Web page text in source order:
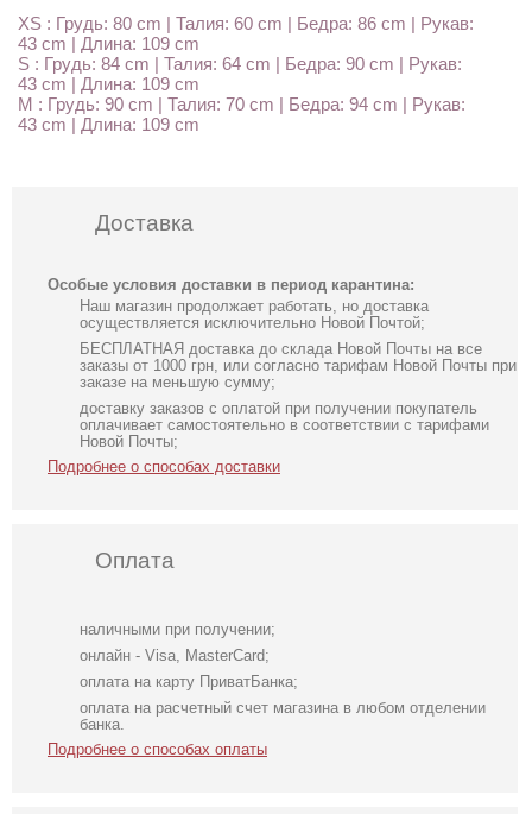
XS : Грудь: 80 cm | Талия: 60 cm | Бедра: 86 cm | Рукав:
43 cm | Длина: 109 cm
S : Грудь: 84 cm | Талия: 64 cm | Бедра: 90 cm | Рукав:
43 cm | Длина: 109 cm
M : Грудь: 90 cm | Талия: 70 cm | Бедра: 94 cm | Рукав:
43 cm | Длина: 109 cm
Доставка
Особые условия доставки в период карантина:
Наш магазин продолжает работать, но доставка
осуществляется исключительно Новой Почтой;
БЕСПЛАТНАЯ доставка до склада Новой Почты на все
заказы от 1000 грн, или согласно тарифам Новой Почты при
заказе на меньшую сумму;
доставку заказов с оплатой при получении покупатель
оплачивает самостоятельно в соответствии с тарифами
Новой Почты;
Подробнее о способах доставки
Оплата
наличными при получении;
онлайн - Visa, MasterCard;
оплата на карту ПриватБанка;
оплата на расчетный счет магазина в любом отделении
банка.
Подробнее о способах оплаты